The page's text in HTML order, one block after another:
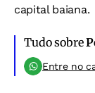
capital baiana.
Tudo sobre
Entre no